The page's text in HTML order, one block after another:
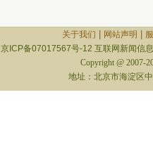
关于我们 网站声明
京ICP备07017567号-12 互联网新闻信
Copyright @ 2007-
地址：北京市海淀区